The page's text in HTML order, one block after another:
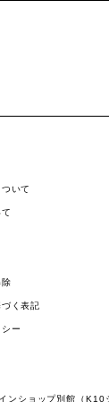
いて
く表記
ー
ンショップ別館（K10